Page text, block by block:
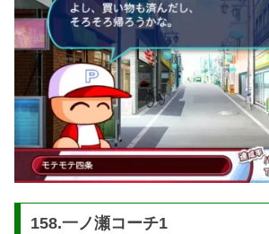
158.一ノ瀬コーチ1